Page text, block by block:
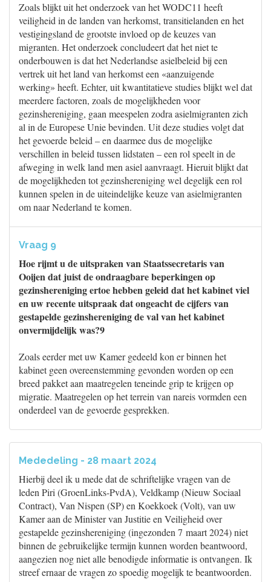
Zoals blijkt uit het onderzoek van het WODC11 heeft
veiligheid in de landen van herkomst, transitielanden en het
vestigingsland de grootste invloed op de keuzes van
migranten. Het onderzoek concludeert dat het niet te
onderbouwen is dat het Nederlandse asielbeleid bij een
vertrek uit het land van herkomst een «aanzuigende
werking» heeft. Echter, uit kwantitatieve studies blijkt wel dat
meerdere factoren, zoals de mogelijkheden voor
gezinshereniging, gaan meespelen zodra asielmigranten zich
al in de Europese Unie bevinden. Uit deze studies volgt dat
het gevoerde beleid – en daarmee dus de mogelijke
verschillen in beleid tussen lidstaten – een rol speelt in de
afweging in welk land men asiel aanvraagt. Hieruit blijkt dat
de mogelijkheden tot gezinshereniging wel degelijk een rol
kunnen spelen in de uiteindelijke keuze van asielmigranten
om naar Nederland te komen.
Vraag 9
Hoe rijmt u de uitspraken van Staatssecretaris van
Ooijen dat juist de ondraagbare beperkingen op
gezinshereniging ertoe hebben geleid dat het kabinet viel
en uw recente uitspraak dat ongeacht de cijfers van
gestapelde gezinshereniging de val van het kabinet
onvermijdelijk was?9
Zoals eerder met uw Kamer gedeeld kon er binnen het
kabinet geen overeenstemming gevonden worden op een
breed pakket aan maatregelen teneinde grip te krijgen op
migratie. Maatregelen op het terrein van nareis vormden een
onderdeel van de gevoerde gesprekken.
Mededeling - 28 maart 2024
Hierbij deel ik u mede dat de schriftelijke vragen van de
leden Piri (GroenLinks-PvdA), Veldkamp (Nieuw Sociaal
Contract), Van Nispen (SP) en Koekkoek (Volt), van uw
Kamer aan de Minister van Justitie en Veiligheid over
gestapelde gezinshereniging (ingezonden 7 maart 2024) niet
binnen de gebruikelijke termijn kunnen worden beantwoord,
aangezien nog niet alle benodigde informatie is ontvangen. Ik
streef ernaar de vragen zo spoedig mogelijk te beantwoorden.